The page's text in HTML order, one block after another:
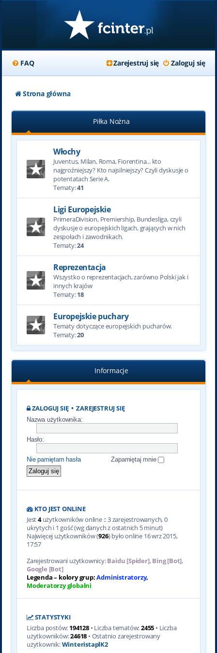
FAQ Zaloguj się
Zarejestruj się
Strona główna
Piłka Nożna
Włochy
Juventus, Milan, Roma, Fiorentina... kto
najgroźniejszy? Kto najsilniejszy? Czyli dyskusje o
potentatach Serie A.
Tematy:41
Ligi Europejskie
PrimeraDivision, Premiership, Bundesliga, czyli
dyskusje o europejskich ligach, grających w nich
zespołach i zawodnikach.
Tematy:24
Reprezentacja
Wszystko o reprezentacjach, zarówno Polski jak i
innych krajów
Tematy:18
Europejskie puchary
Tematy dotyczące europejskich pucharów.
Tematy:20
Informacje
ZALOGUJ SIĘ•ZAREJESTRUJ SIĘ
Nazwa użytkownika:
Hasło:
Nie pamiętam hasła Zapamiętaj mnie
KTO JEST ONLINE
Jest4użytkowników online :: 3 zarejestrowanych, 0
ukrytych i 1 gość (wg danych z ostatnich 5 minut)
Najwięcej użytkowników (926) było online 16 wrz 2015,
17:57
Zarejestrowani użytkownicy:Baidu [Spider],Bing [Bot],
Google [Bot]
Legenda – kolory grup:Administratorzy,
Moderatorzy globalni
STATYSTYKI
Liczba postów: 194128• Liczba tematów:2455 • Liczba
użytkowników:24618 • Ostatnio zarejestrowany
użytkownik:WinteristaplK2